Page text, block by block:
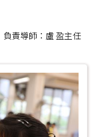
負責導師：盧 盈主任